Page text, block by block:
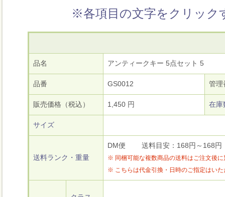
※各項目の文字をクリック
品名 アンティークキー 5点セット 5
品番 GS0012 管理
販売価格（税込） 1,450 円 在庫
サイズ
送料ランク・重量
DM便 送料目安：168円～168
※ 同梱可能な複数商品の送料はご注文後
※ こちらは代金引換・日時のご指定はい